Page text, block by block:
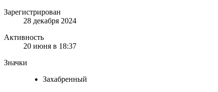
Зарегистрирован
28 декабря 2024
Активность
20 июня в 18:37
Значки
Захабренный